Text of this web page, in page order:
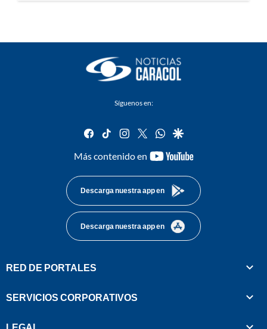
Síguenos en:
facebook
tiktok instagram
twitterwhatsapp
google
Más contenido en
youtube-
Descarga nuestra app en
Descarga nuestra app en
RED DE PORTALES
SERVICIOS CORPORATIVOS